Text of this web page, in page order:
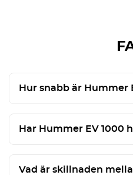
Hur snabb är Hummer
Har Hummer EV 1000
Vad är skillnaden